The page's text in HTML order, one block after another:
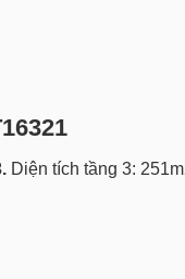
Diện tích tầng 3: